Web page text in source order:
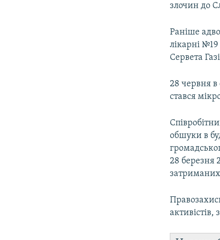
злочин до
Раніше
лікарні
Сервета
28 червня в
стався
обшуки в
28 березня